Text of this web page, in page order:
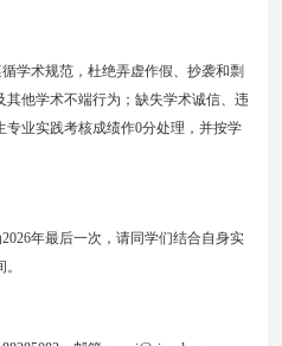
学术规范，杜绝弄虚作假、抄袭和剽
他学术不端行为；缺失学术诚信、违
专业实践考核成绩作0分处理，并按学
2026年最后一次，请同学们结合自身实